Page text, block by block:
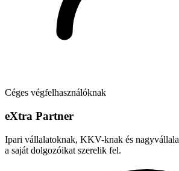
Céges végfelhasználóknak
eXtra Partner
Ipari vállalatoknak, KKV-knak és
a saját dolgozóikat szerelik fel.